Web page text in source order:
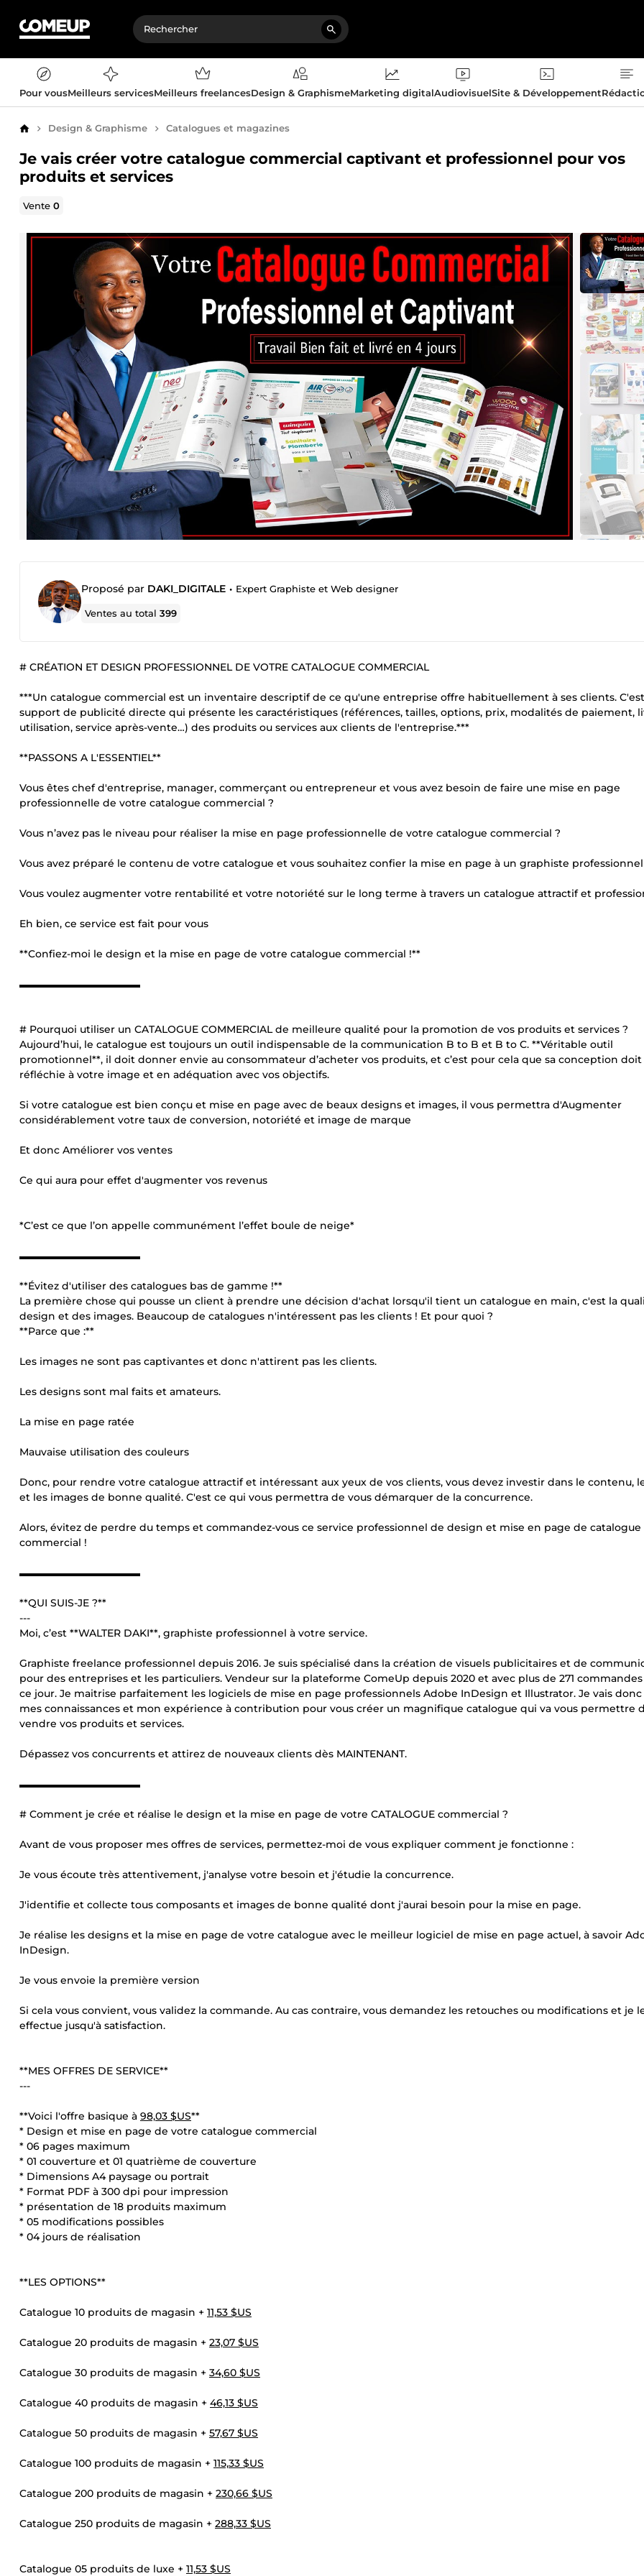
Pour vousMeilleurs servicesMeilleurs freelancesDesign & GraphismeMarketing digitalAudiovisuelSite & Développement
AccueilDesign & Graphisme Catalogues et magazines
Je vais créer votre catalogue commercial captivant et professionnel pour vos
produits et services
Vente0
Proposé par DAKI_DIGITALE • Expert Graphiste et Web designer
Ventes au total399
# CRÉATION ET DESIGN PROFESSIONNEL DE VOTRE CATALOGUE COMMERCIAL
***Un catalogue commercial est un inventaire descriptif de ce qu'une entreprise offre habituellement à ses clients.
support de publicité directe qui présente les caractéristiques (références, tailles, options, prix, modalités de paiement,
utilisation, service après-vente…) des produits ou services aux clients de l'entreprise.***
**PASSONS A L'ESSENTIEL**
Vous êtes chef d'entreprise, manager, commerçant ou entrepreneur et vous avez besoin de faire une mise en page
professionnelle de votre catalogue commercial ?
Vous n’avez pas le niveau pour réaliser la mise en page professionnelle de votre catalogue commercial ?
Vous avez préparé le contenu de votre catalogue et vous souhaitez confier la mise en page à un graphiste
Vous voulez augmenter votre rentabilité et votre notoriété sur le long terme à travers un catalogue attractif et
Eh bien, ce service est fait pour vous
**Confiez-moi le design et la mise en page de votre catalogue commercial !**
▬▬▬▬▬▬▬▬▬▬▬▬
# Pourquoi utiliser un CATALOGUE COMMERCIAL de meilleure qualité pour la promotion de vos produits et services ?
Aujourd’hui, le catalogue est toujours un outil indispensable de la communication B to B et B to C. **Véritable outil
promotionnel**, il doit donner envie au consommateur d’acheter vos produits, et c’est pour cela que sa conception
réfléchie à votre image et en adéquation avec vos objectifs.
Si votre catalogue est bien conçu et mise en page avec de beaux designs et images, il vous permettra d'Augmenter
considérablement votre taux de conversion, notoriété et image de marque
Et donc Améliorer vos ventes
Ce qui aura pour effet d'augmenter vos revenus
*C’est ce que l’on appelle communément l’effet boule de neige*
▬▬▬▬▬▬▬▬▬▬▬▬
**Évitez d'utiliser des catalogues bas de gamme !**
La première chose qui pousse un client à prendre une décision d'achat lorsqu'il tient un catalogue en main, c'est la
design et des images. Beaucoup de catalogues n'intéressent pas les clients ! Et pour quoi ?
**Parce que :**
Les images ne sont pas captivantes et donc n'attirent pas les clients.
Les designs sont mal faits et amateurs.
La mise en page ratée
Mauvaise utilisation des couleurs
Donc, pour rendre votre catalogue attractif et intéressant aux yeux de vos clients, vous devez investir dans le contenu,
et les images de bonne qualité. C'est ce qui vous permettra de vous démarquer de la concurrence.
Alors, évitez de perdre du temps et commandez-vous ce service professionnel de design et mise en page de catalogue
commercial !
▬▬▬▬▬▬▬▬▬▬▬▬
**QUI SUIS-JE ?**
---
Moi, c’est **WALTER DAKI**, graphiste professionnel à votre service.
Graphiste freelance professionnel depuis 2016. Je suis spécialisé dans la création de visuels publicitaires et de
pour des entreprises et les particuliers. Vendeur sur la plateforme ComeUp depuis 2020 et avec plus de 271
ce jour. Je maitrise parfaitement les logiciels de mise en page professionnels Adobe InDesign et Illustrator. Je vais
mes connaissances et mon expérience à contribution pour vous créer un magnifique catalogue qui va vous permettre
vendre vos produits et services.
Dépassez vos concurrents et attirez de nouveaux clients dès MAINTENANT.
▬▬▬▬▬▬▬▬▬▬▬▬
# Comment je crée et réalise le design et la mise en page de votre CATALOGUE commercial ?
Avant de vous proposer mes offres de services, permettez-moi de vous expliquer comment je fonctionne :
Je vous écoute très attentivement, j'analyse votre besoin et j'étudie la concurrence.
J'identifie et collecte tous composants et images de bonne qualité dont j'aurai besoin pour la mise en page.
Je réalise les designs et la mise en page de votre catalogue avec le meilleur logiciel de mise en page actuel, à savoir
InDesign.
Je vous envoie la première version
Si cela vous convient, vous validez la commande. Au cas contraire, vous demandez les retouches ou modifications et je
effectue jusqu'à satisfaction.
**MES OFFRES DE SERVICE**
---
**Voici l'offre basique à 98,03 $US**
* Design et mise en page de votre catalogue commercial
* 06 pages maximum
* 01 couverture et 01 quatrième de couverture
* Dimensions A4 paysage ou portrait
* Format PDF à 300 dpi pour impression
* présentation de 18 produits maximum
* 05 modifications possibles
* 04 jours de réalisation
**LES OPTIONS**
Catalogue 10 produits de magasin + 11,53 $US
Catalogue 20 produits de magasin + 23,07 $US
Catalogue 30 produits de magasin + 34,60 $US
Catalogue 40 produits de magasin + 46,13 $US
Catalogue 50 produits de magasin + 57,67 $US
Catalogue 100 produits de magasin + 115,33 $US
Catalogue 200 produits de magasin + 230,66 $US
Catalogue 250 produits de magasin + 288,33 $US
Catalogue 05 produits de luxe + 11,53 $US